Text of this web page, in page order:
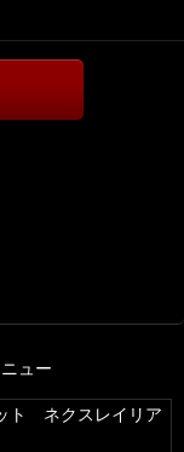
ュー
ト ネクスレイリア